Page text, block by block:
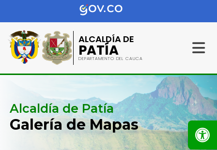
ALCALDÍA DE
PATÍA
DEPARTAMENTO DEL CAUCA
Alcaldía de Patía
Galería de Mapas